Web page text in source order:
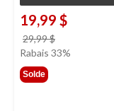
19,99 $
29,99 $
était
Rabais 33%
Solde